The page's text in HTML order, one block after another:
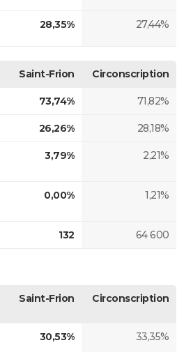
28,35% 27,44%
Saint-Frion Circonscription
73,74% 71,82%
26,26% 28,18%
3,79% 2,21%
0,00% 1,21%
132 64 600
Saint-Frion Circonscription
30,53% 33,35%